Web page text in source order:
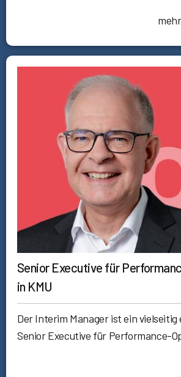
Senior Executive für
in KMU
Der Interim Manager ist ein
Senior Executive für Performance-